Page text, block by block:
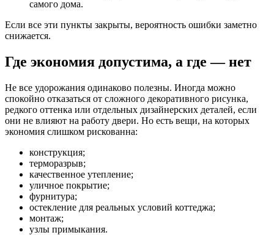
самого дома.
Если все эти пункты закрыты, вероятность ошибки заметно
снижается.
Где экономия допустима, а где — нет
Не все удорожания одинаково полезны. Иногда можно
спокойно отказаться от сложного декоративного рисунка,
редкого оттенка или отдельных дизайнерских деталей, если
они не влияют на работу двери. Но есть вещи, на которых
экономия слишком рискованна:
конструкция;
терморазрыв;
качественное утепление;
уличное покрытие;
фурнитура;
остекление для реальных условий коттеджа;
монтаж;
узлы примыкания.